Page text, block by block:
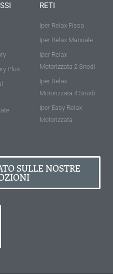
Plus
RETI
Iper Relax Fissa
Iper Relax Manuale
Iper Relax
Motorizzata 2 Snodi
Iper Relax
Motorizzata 4 Snodi
Iper Easy Relax
Motorizzata
SULLE NOSTRE